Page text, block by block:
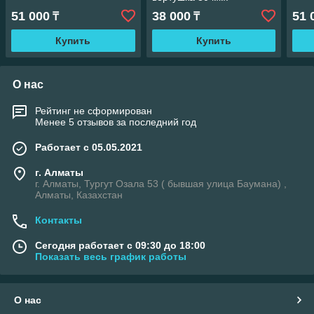
51 000 ₸
Купить
38 000₸
Купить
51
О нас
Рейтинг не сформирован
Менее 5 отзывов за последний год
Работает с 05.05.2021
г. Алматы
г. Алматы, Тургут Озала 53 ( бывшая улица Баумана) ,
Алматы, Казахстан
Контакты
Сегодня работает с 09:30 до 18:00
Показать весь график работы
О нас